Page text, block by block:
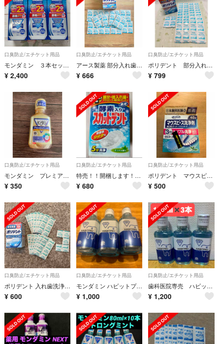
口臭防止/エチケット用品
モンダミン ３本セット 濃縮タイプ
¥ 2,400
口臭防止/エチケット用品
アース製薬 部分入れ歯用 ポリデント 48錠 新品
¥ 666
口臭防止/エチケット用品
ポリデント 部分入れ歯用 112錠(2錠使用したため) アース製薬
¥ 799
口臭防止/エチケット用品
モンダミン プレミアムケア すっきりレギュラータイプ 80ml
¥ 350
口臭防止/エチケット用品
特売！！開梱します！！マウスピースの洗浄に♪酵素入りスカットデント１３２錠
¥ 680
口臭防止/エチケット用品
ポリデント マウスピース洗浄剤
¥ 500
口臭防止/エチケット用品
ポリデント 入れ歯洗浄剤 83錠
¥ 600
口臭防止/エチケット用品
モンダミン ハビットプロ100ml 3本
¥ 1,000
口臭防止/エチケット用品
歯科医院専売 ハビットプロ100ml✖️3本
¥ 1,200